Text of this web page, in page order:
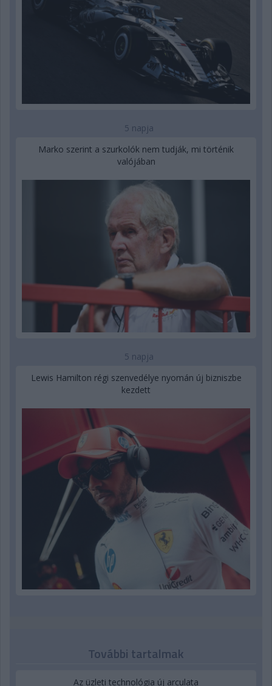
5 napja
Marko szerint a szurkolók nem tudják, mi történik
valójában
5 napja
Lewis Hamilton régi szenvedélye nyomán új bizniszbe
kezdett
További tartalmak
Az üzleti technológia új arculata